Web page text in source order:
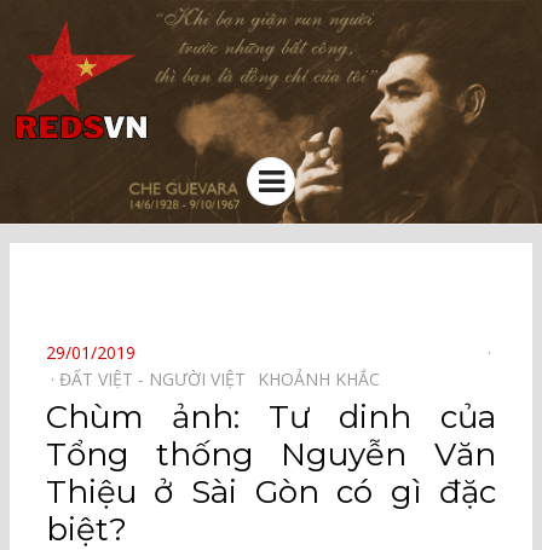
Kênh chia sẻ tri thức cộng đồng
Menu
POSTED
ON
29/01/2019
ĐẤT VIỆT - NGƯỜI VIỆT⠀
KHOẢNH KHẮC⠀
Chùm ảnh: Tư dinh của
Tổng thống Nguyễn Văn
Thiệu ở Sài Gòn có gì đặc
biệt?